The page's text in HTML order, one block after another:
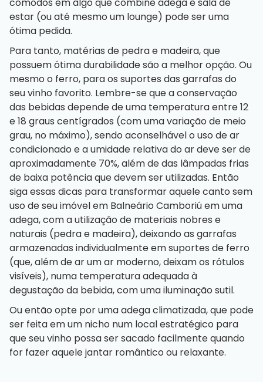
estar (ou até mesmo um lounge) pode ser uma
ótima pedida.
Para tanto, matérias de pedra e madeira, que
possuem ótima durabilidade são a melhor opção. Ou
mesmo o ferro, para os suportes das garrafas do
seu vinho favorito. Lembre-se que a conservação
das bebidas depende de uma temperatura entre 12
e 18 graus centígrados (com uma variação de meio
grau, no máximo), sendo aconselhável o uso de ar
condicionado e a umidade relativa do ar deve ser de
aproximadamente 70%, além de das lâmpadas frias
de baixa potência que devem ser utilizadas. Então
siga essas dicas para transformar aquele canto sem
uso de seuimóvel em Balneário Camboriúem uma
adega, com a utilização de materiais nobres e
naturais (pedra e madeira), deixando as garrafas
armazenadas individualmente em suportes de ferro
(que, além de ar um ar moderno, deixam os rótulos
visíveis), numa temperatura adequada à
degustação da bebida, com uma iluminação sutil.
Ou então opte por uma adega climatizada, que pode
ser feita em um nicho num local estratégico para
que seu vinho possa ser sacado facilmente quando
for fazer aquele jantar romântico ou relaxante.